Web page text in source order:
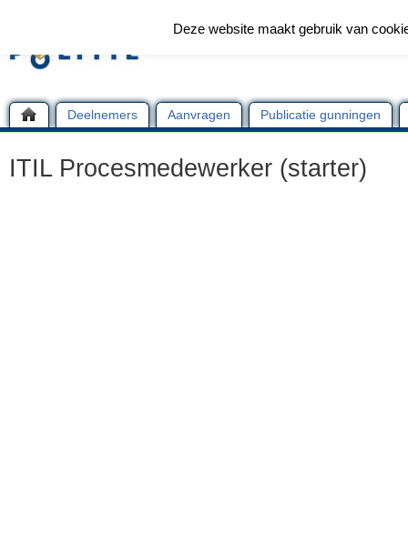
Deelnemers Aanvragen Publicatie gunningen
ITIL Procesmedewerker (starter)
Deze website maakt gebruik van